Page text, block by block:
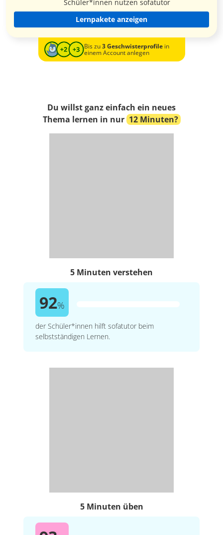
Schüler*innen nutzen sofatutor
Lernpakete anzeigen
Bis zu3 Geschwisterprofilein
einem Account anlegen
Du willst ganz einfach ein neues
Thema lernen in nur 12 Minuten?
5 Minuten verstehen
92%
der Schüler*innen hilft sofatutor beim
selbstständigen Lernen.
5 Minuten üben